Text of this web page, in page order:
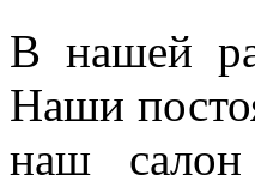
В нашей
Наши
наш